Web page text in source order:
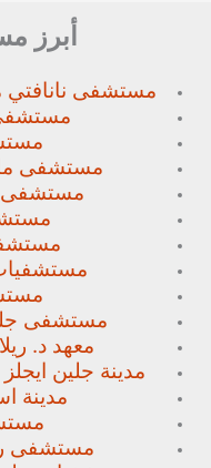
أبرز
مستشفى
مستشفى
مستشفى
مستشفيات
مستشفى
معهد د.
مدينة جلين
مدينة
مستشفى